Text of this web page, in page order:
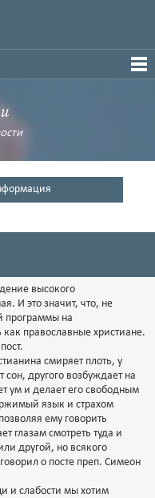
высокого
И это значит, что, не
программы на
православные христиане.
смиряет плоть, у
сон, другого возбуждает на
ум и делает его свободным
язык и страхом
ему говорить
глазам смотреть туда и
другой, но всякого
о посте преп. Симеон
и слабости мы хотим